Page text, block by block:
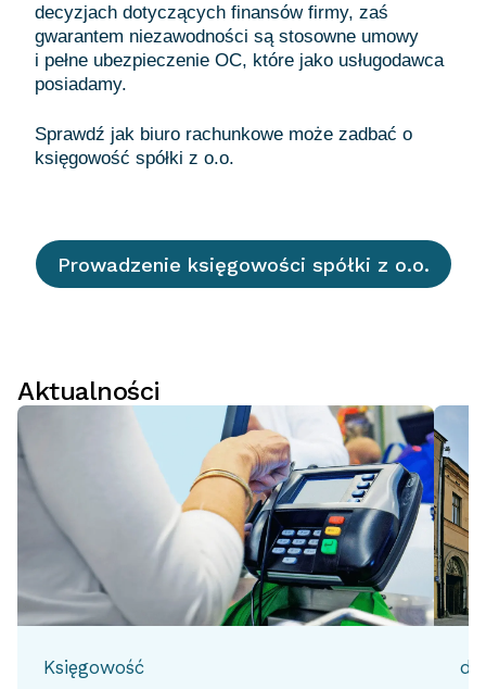
decyzjach dotyczących finansów firmy, zaś
gwarantem niezawodności są stosowne umowy
i pełne ubezpieczenie OC, które jako usługodawca
posiadamy.
Sprawdź jak biuro rachunkowe może zadbać o
Prowadzenie księgowości spółki z o.o.
Aktualności
Księgowość